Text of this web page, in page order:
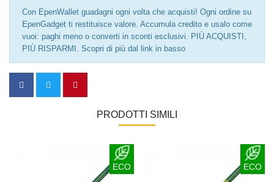
Con EpenWallet guadagni ogni volta che acquisti! Ogni ordine su
EpenGadget ti restituisce valore. Accumula credito e usalo come
vuoi: paghi meno o converti in sconti esclusivi. PIÙ ACQUISTI,
PIÙ RISPARMI. Scopri di più dal link in basso
PRODOTTI SIMILI
ECO ECO